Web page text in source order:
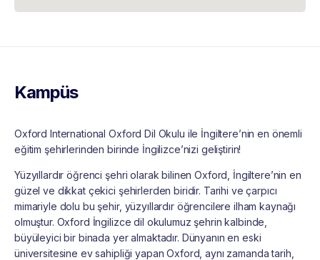
Kampüs
Oxford International Oxford Dil Okulu ile İngiltere’nin en önemli
eğitim şehirlerinden birinde İngilizce’nizi geliştirin!
Yüzyıllardır öğrenci şehri olarak bilinen Oxford, İngiltere’nin en
güzel ve dikkat çekici şehirlerden biridir. Tarihi ve çarpıcı
mimariyle dolu bu şehir, yüzyıllardır öğrencilere ilham kaynağı
olmuştur. Oxford İngilizce dil okulumuz şehrin kalbinde,
büyüleyici bir binada yer almaktadır. Dünyanın en eski
üniversitesine ev sahipliği yapan Oxford, aynı zamanda tarih,